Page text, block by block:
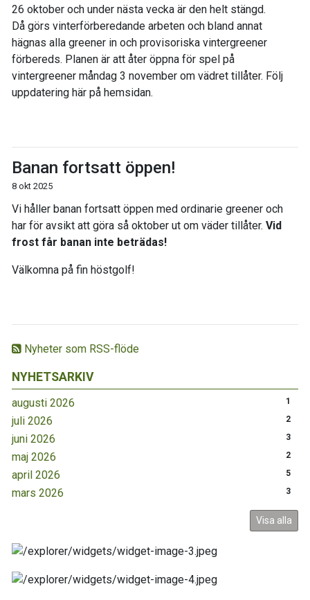
Nyheter som RSS-flöde
NYHETSARKIV
augusti 2026 1
juli 2026 2
juni 2026 3
maj 2026 2
april 2026 5
mars 2026 3
Visa alla
26 oktober och under nästa vecka är den helt stängd.
Då görs vinterförberedande arbeten och bland annat
hägnas alla greener in och provisoriska vintergreener
förbereds. Planen är att åter öppna för spel på
vintergreener måndag 3 november om vädret tillåter. Följ
uppdatering här på hemsidan.
Banan fortsatt öppen!
8 okt 2025
Vi håller banan fortsatt öppen med ordinarie greener och
har för avsikt att göra så oktober ut om väder tillåter. Vid
frost får banan inte beträdas!
Välkomna på fin höstgolf!